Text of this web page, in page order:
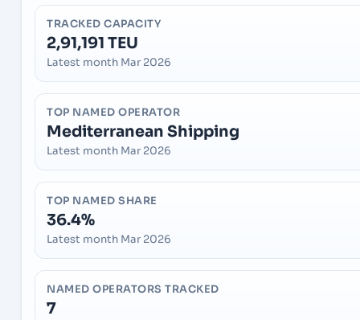
TRACKED CAPACITY
2,91,191 TEU
Latest month Mar 2026
TOP NAMED OPERATOR
Mediterranean Shipping
Latest month Mar 2026
TOP NAMED SHARE
36.4%
Latest month Mar 2026
NAMED OPERATORS TRACKED
7